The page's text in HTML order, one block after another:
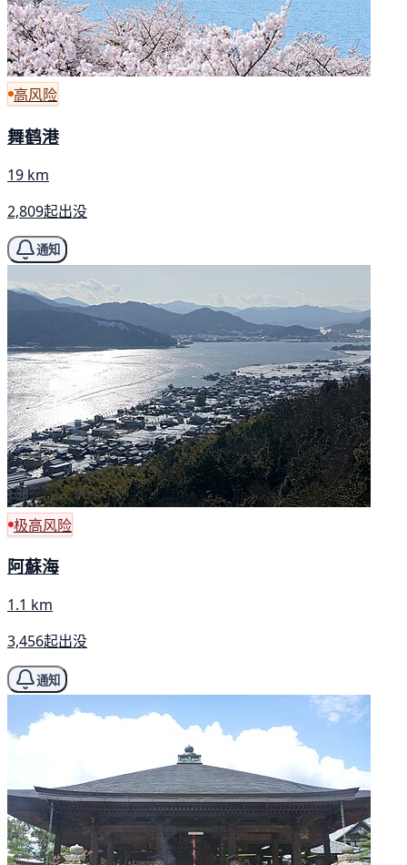
高风险
舞鹤港
19 km
2,809起出没
通知
极高风险
阿蘇海
1.1 km
3,456起出没
通知